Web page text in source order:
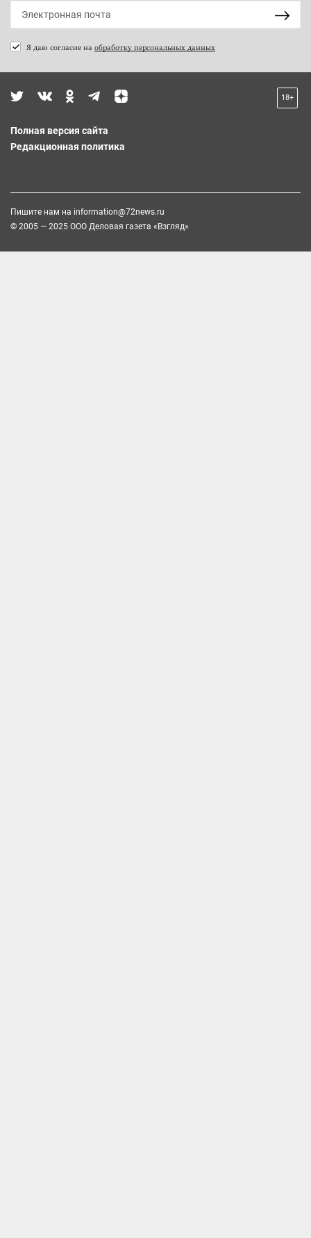
Я даю согласие на обработку персональных данных
18+
Полная версия сайта
Редакционная политика
Пишите нам на information@72news.ru
© 2005 — 2025 ООО Деловая газета «Взгляд»